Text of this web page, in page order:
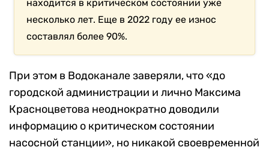
находится в критическом состоянии уже
несколько лет. Еще в 2022 году ее износ
составлял более 90%.
При этом в Водоканале заверяли, что «до
городской администрации и лично Максима
Красноцветова неоднократно доводили
информацию о критическом состоянии
насосной станции», но никакой своевременной